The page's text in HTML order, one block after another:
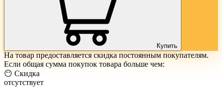
Купить
На товар предоставляется скидка постоянным покупателям.
Если общая сумма покупок товара больше чем:
😶 Скидка
отсутствует